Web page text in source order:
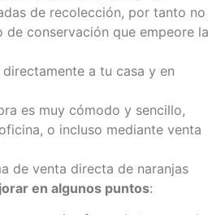
de recolección, por tanto no
de conservación que empeore la
directamente a tu casa y en
es muy cómodo y sencillo,
o incluso mediante venta
de venta directa de naranjas
en algunos puntos: